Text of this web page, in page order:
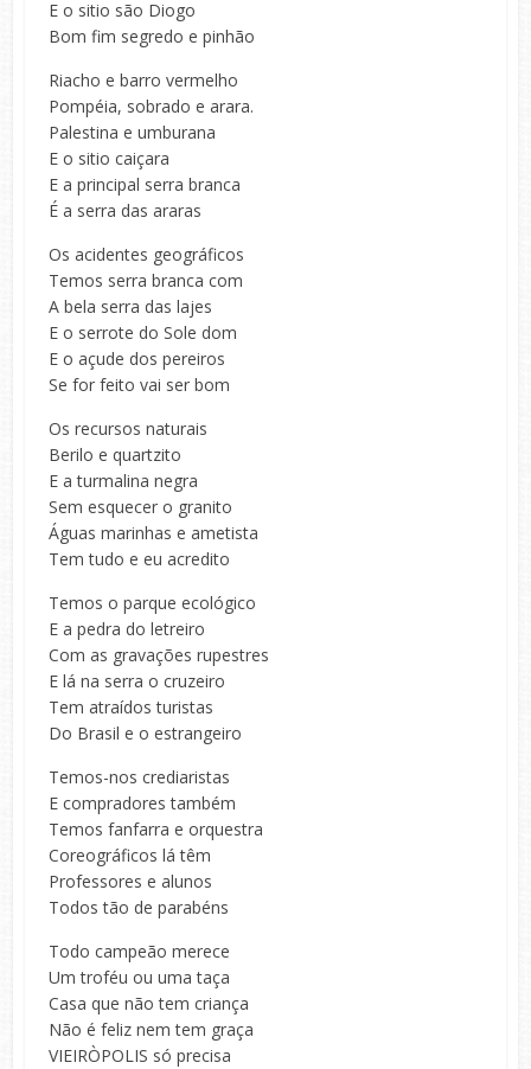
E o sitio são Diogo
Bom fim segredo e pinhão
Riacho e barro vermelho
Pompéia, sobrado e arara.
Palestina e umburana
E o sitio caiçara
E a principal serra branca
É a serra das araras
Os acidentes geográficos
Temos serra branca com
A bela serra das lajes
E o serrote do Sole dom
E o açude dos pereiros
Se for feito vai ser bom
Os recursos naturais
Berilo e quartzito
E a turmalina negra
Sem esquecer o granito
Águas marinhas e ametista
Tem tudo e eu acredito
Temos o parque ecológico
E a pedra do letreiro
Com as gravações rupestres
E lá na serra o cruzeiro
Tem atraídos turistas
Do Brasil e o estrangeiro
Temos-nos crediaristas
E compradores também
Temos fanfarra e orquestra
Coreográficos lá têm
Professores e alunos
Todos tão de parabéns
Todo campeão merece
Um troféu ou uma taça
Casa que não tem criança
Não é feliz nem tem graça
VIEIRÒPOLIS só precisa